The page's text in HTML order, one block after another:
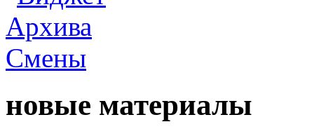
новые материалы